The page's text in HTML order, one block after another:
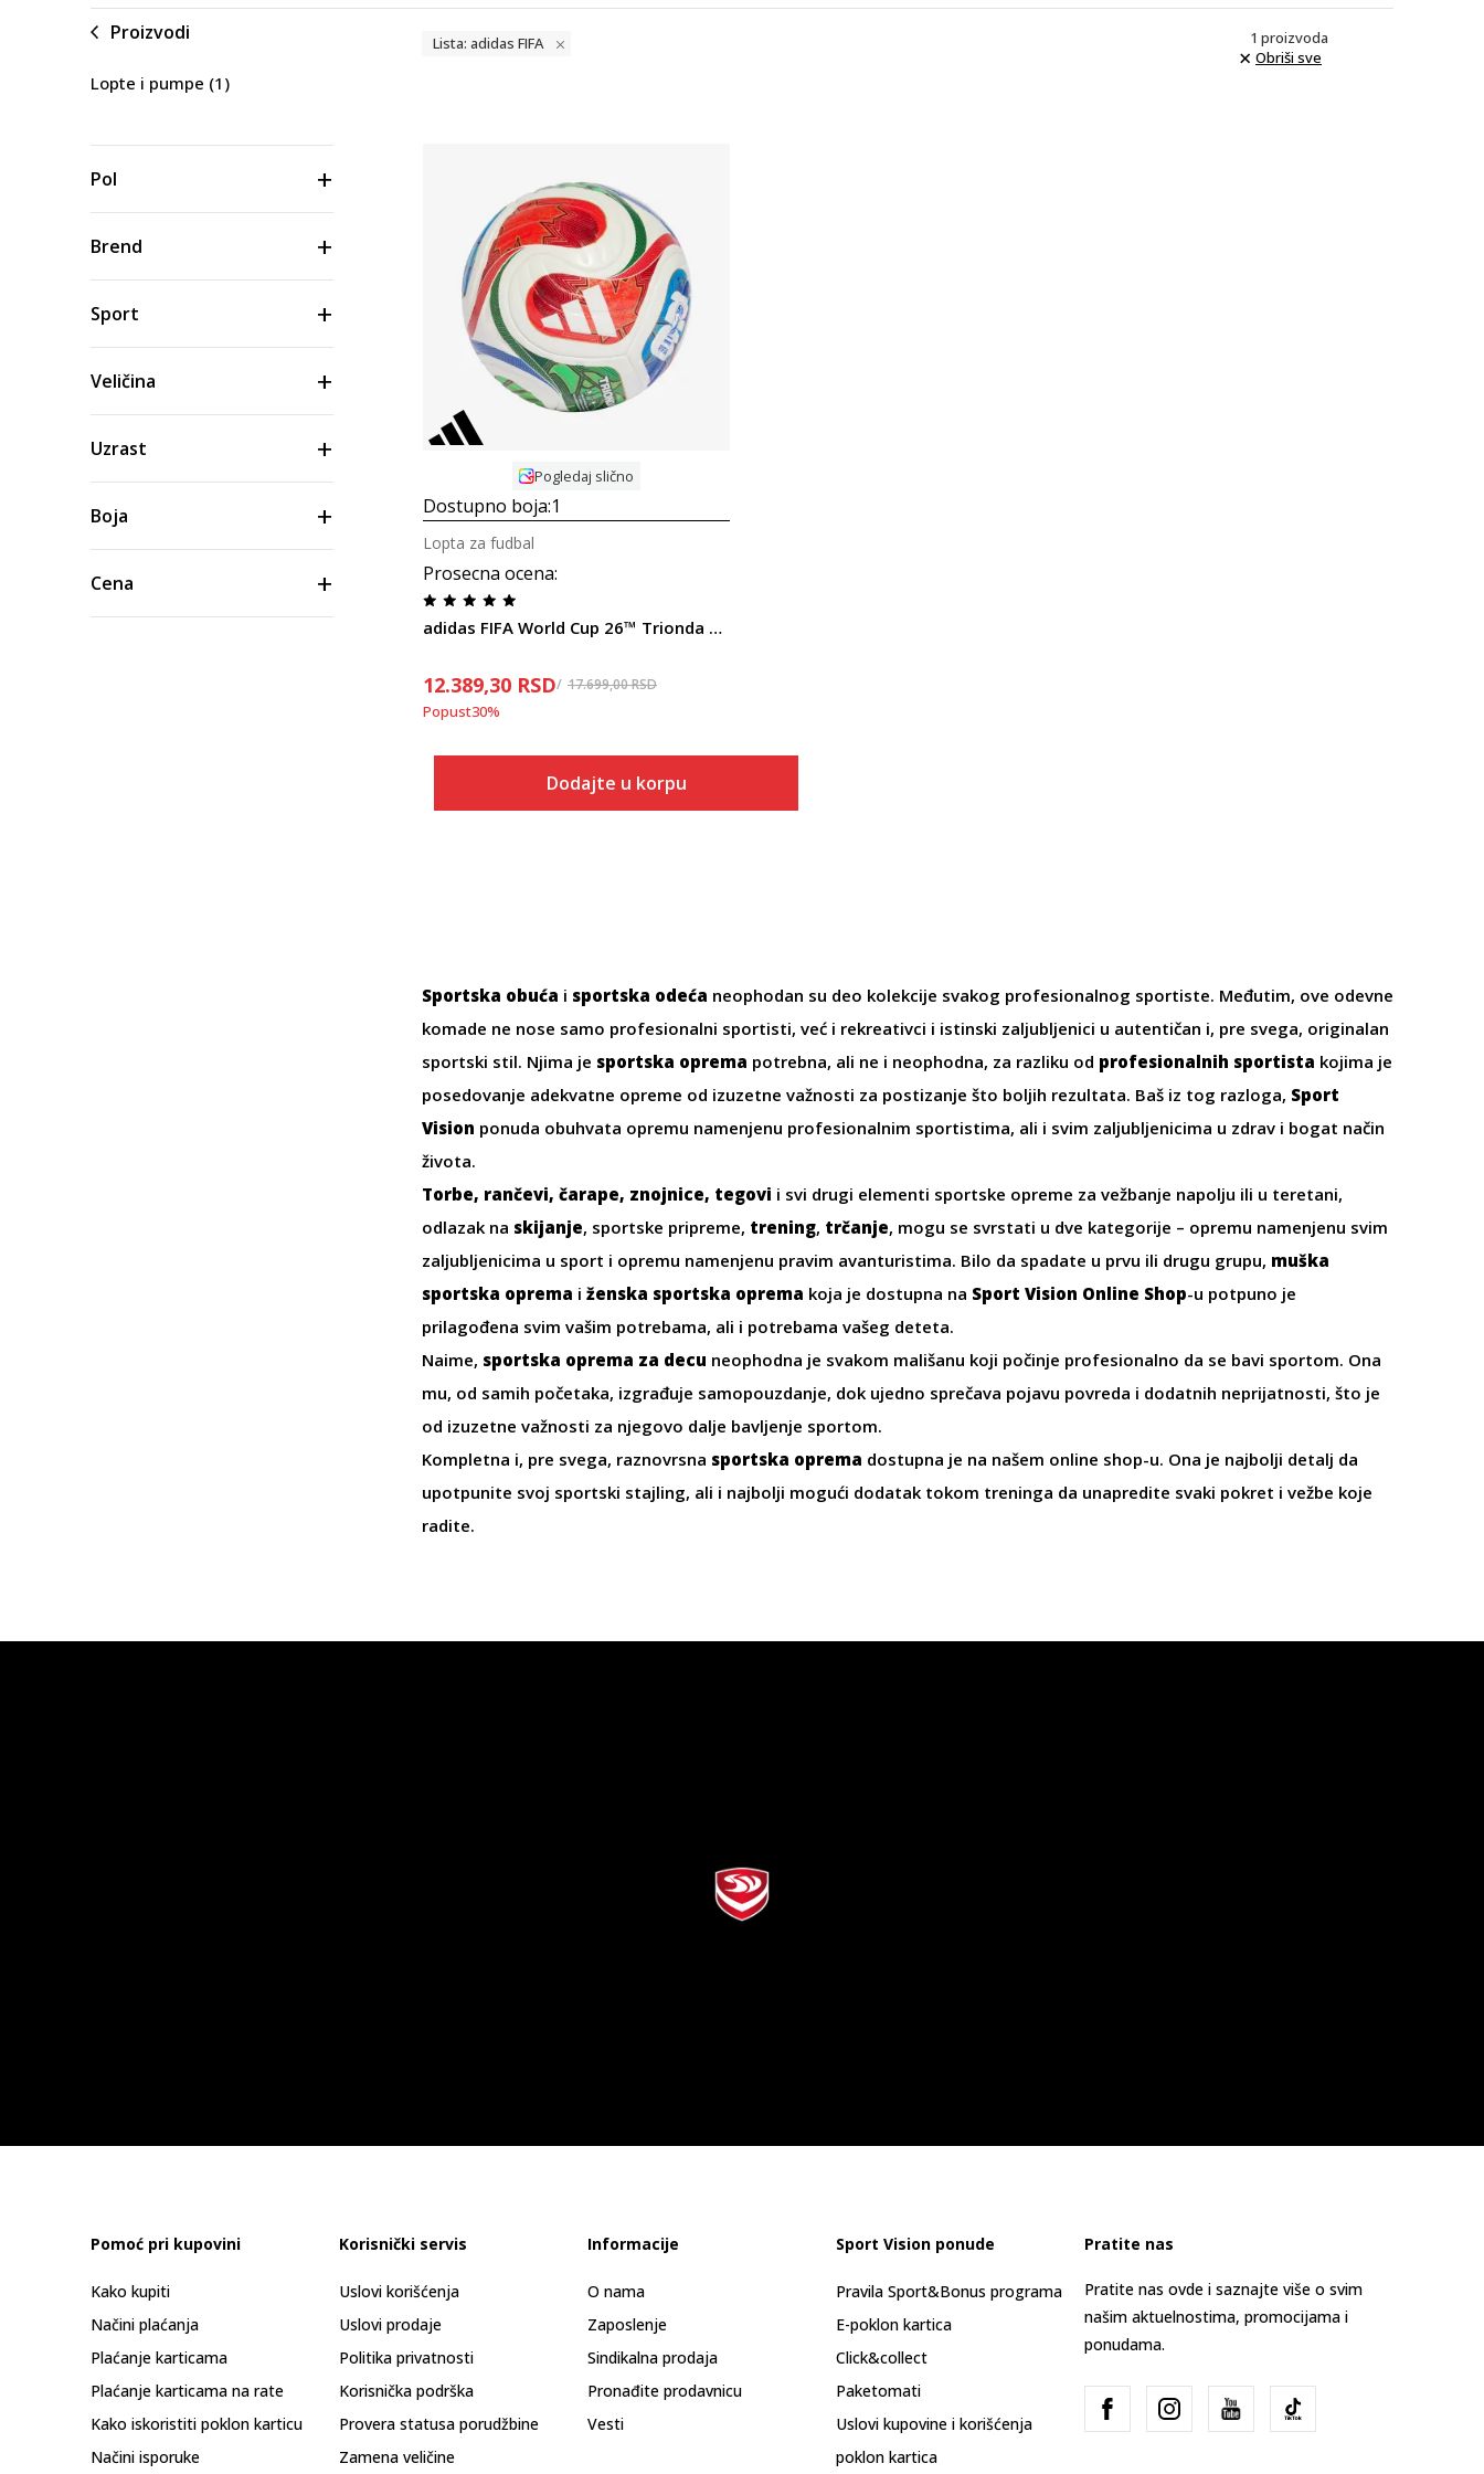
Proizvodi
Lopte i pumpe (1)
Pol
Brend
Sport
Veličina
Uzrast
Boja
Cena
Lista: adidas FIFA 1 proizvoda
Obriši sve
Uporedi
Pogledaj slično
Dostupno boja:1
Prosecna ocena:
adidas FIFA World Cup 26™ Trionda Pro
Lopta za fudbal
12.389,30 RSD 17.699,00RSD
Popust30%
Dodajte u korpu
Sportska obuća i sportska odeća neophodan su deo kolekcije svakog profesionalnog sportiste. Međutim, ove odevne
komade ne nose samo profesionalni sportisti, već i rekreativci i istinski zaljubljenici u autentičan i, pre svega, originalan
sportski stil. Njima je sportska oprema potrebna, ali ne i neophodna, za razliku od profesionalnih sportista kojima je
posedovanje adekvatne opreme od izuzetne važnosti za postizanje što boljih rezultata. Baš iz tog razloga, Sport
Vision ponuda obuhvata opremu namenjenu profesionalnim sportistima, ali i svim zaljubljenicima u zdrav i bogat način
života.
Torbe, rančevi, čarape, znojnice, tegovi i svi drugi elementi sportske opreme za vežbanje napolju ili u teretani,
odlazak na skijanje, sportske pripreme, trening, trčanje, mogu se svrstati u dve kategorije – opremu namenjenu svim
zaljubljenicima u sport i opremu namenjenu pravim avanturistima. Bilo da spadate u prvu ili drugu grupu, muška
sportska oprema i ženska sportska oprema koja je dostupna na Sport Vision Online Shop-u potpuno je
prilagođena svim vašim potrebama, ali i potrebama vašeg deteta.
Naime, sportska oprema za decu neophodna je svakom mališanu koji počinje profesionalno da se bavi sportom. Ona
mu, od samih početaka, izgrađuje samopouzdanje, dok ujedno sprečava pojavu povreda i dodatnih neprijatnosti, što je
od izuzetne važnosti za njegovo dalje bavljenje sportom.
Kompletna i, pre svega, raznovrsna sportska oprema dostupna je na našem online shop-u. Ona je najbolji detalj da
upotpunite svoj sportski stajling, ali i najbolji mogući dodatak tokom treninga da unapredite svaki pokret i vežbe koje
radite.
Pomoć pri kupovini
Kako kupiti
Načini plaćanja
Plaćanje karticama
Plaćanje karticama na rate
Kako iskoristiti poklon karticu
Načini isporuke
Korisnički servis
Uslovi korišćenja
Uslovi prodaje
Politika privatnosti
Korisnička podrška
Provera statusa porudžbine
Zamena veličine
Informacije
O nama
Zaposlenje
Sindikalna prodaja
Pronađite prodavnicu
Vesti
Sport Vision ponude
Pravila Sport&Bonus programa
E-poklon kartica
Click&collect
Paketomati
Uslovi kupovine i korišćenja
poklon kartica
Pratite nas
Pratite nas ovde i saznajte više o svim
našim aktuelnostima, promocijama i
ponudama.